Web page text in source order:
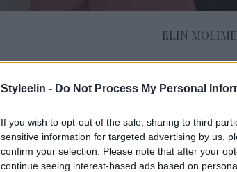
Styleelin - Do Not Process My Personal
If you wish to opt-out of the sale, sharing to third
sensitive information for targeted advertising by us,
confirm your selection. Please note that after your
continue seeing interest-based ads based on
ELIN
NY VECKA. CLICK
20 juli 2020, 14:43